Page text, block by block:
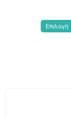
Επιλογή